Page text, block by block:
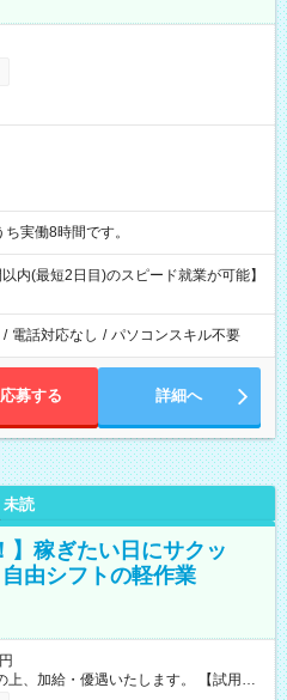
記のうち実働8時間です。
内(最短2日目)のスピード就業が可能】
/ 電話対応なし / パソコンスキル不要
応募する 詳細へ
未読
】稼ぎたい日にサクッ
由シフトの軽作業
給・優遇いたします。 【試用期